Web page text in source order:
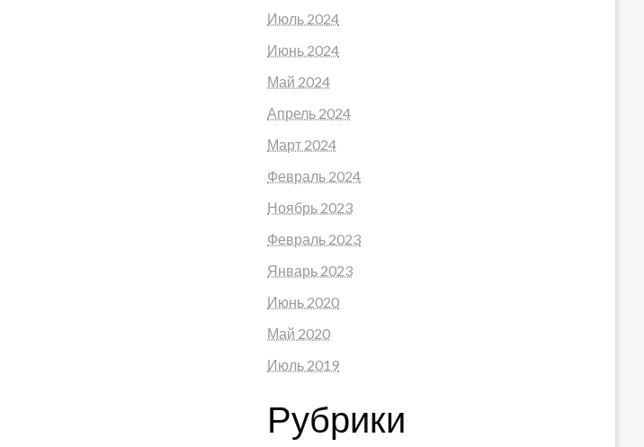
Июль 2024
Июнь 2024
Май 2024
Апрель 2024
Март 2024
Февраль 2024
Ноябрь 2023
Февраль 2023
Январь 2023
Июнь 2020
Май 2020
Июль 2019
Рубрики